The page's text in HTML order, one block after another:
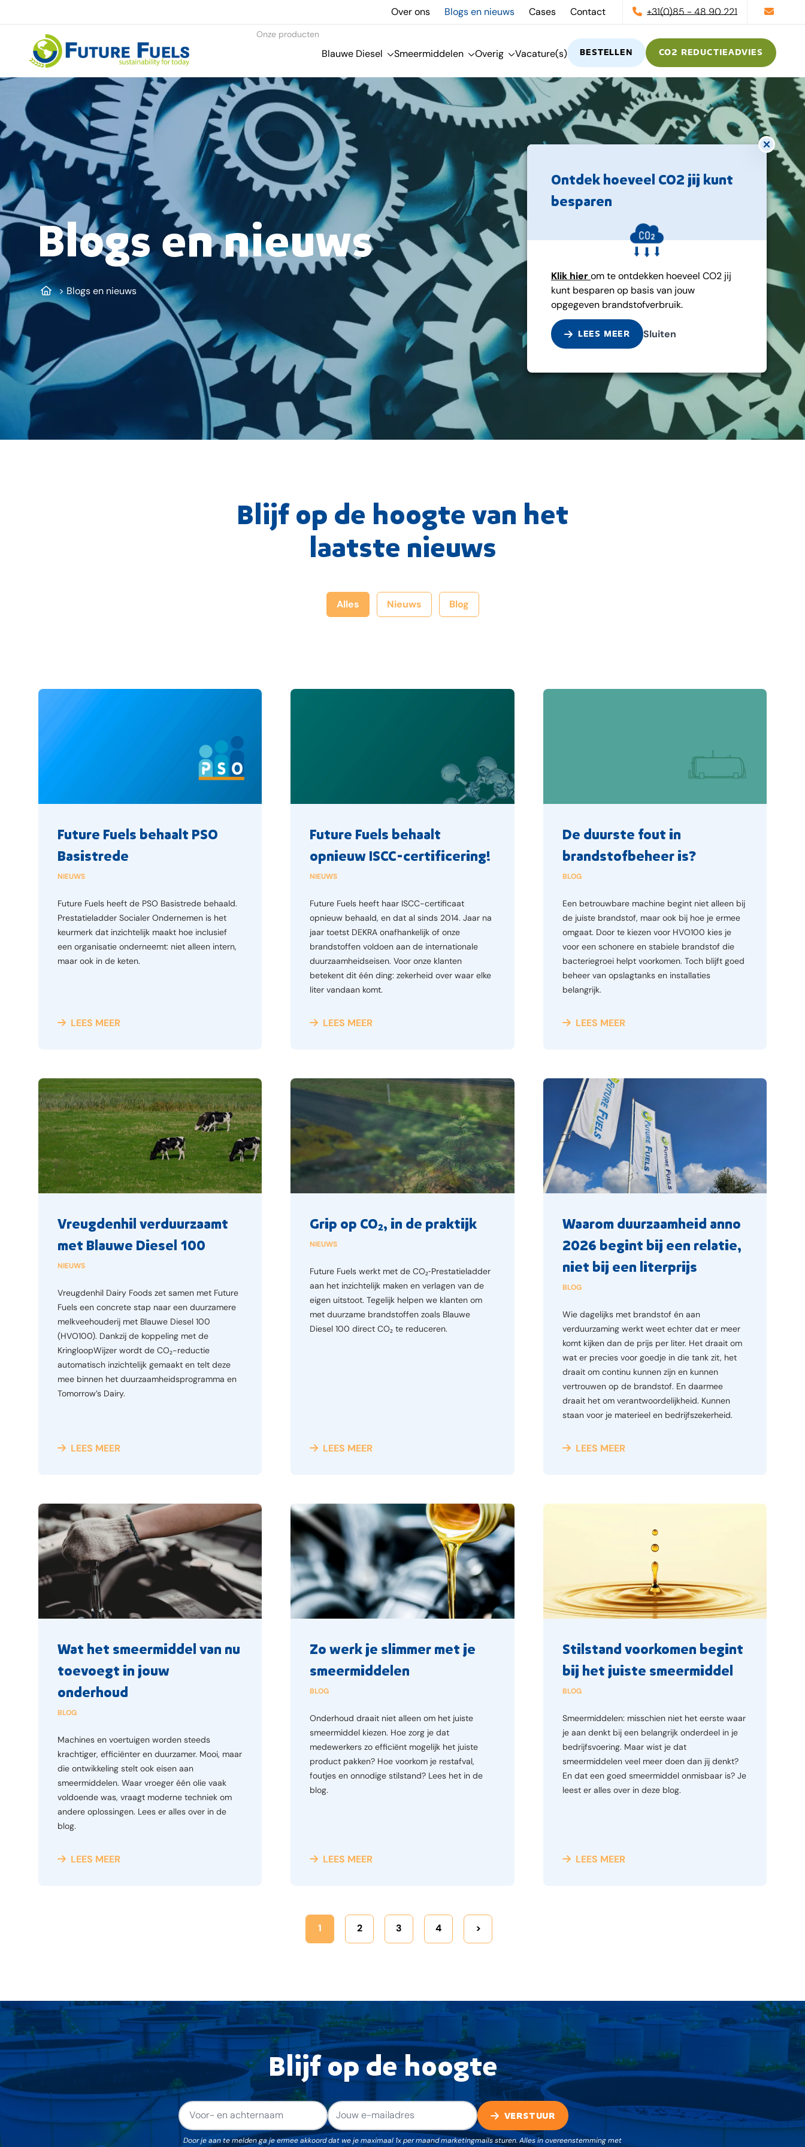
Over ons Blogs en nieuws Cases Contact +31(0)85 - 48 90 221
Future Fuels
Onze producten
Blauwe Diesel Smeermiddelen Overig Vacature(s) BESTELLEN CO2 REDUCTIEADVIES
Blogs en nieuws
>Blogs en nieuws
Ontdek hoeveel CO2 jij kunt
besparen
Klik hierom te ontdekken hoeveel CO2 jij
kunt besparen op basis van jouw
opgegeven brandstofverbruik.
LEES MEER Sluiten
Blijf op de hoogte van het
laatste nieuws
Alles Nieuws Blog
Future Fuels behaalt PSO
Basistrede
NIEUWS
Future Fuels heeft de PSO Basistrede behaald.
Prestatieladder Socialer Ondernemen is het
keurmerk dat inzichtelijk maakt hoe inclusief
een organisatie onderneemt: niet alleen intern,
maar ook in de keten.
LEES MEER
Future Fuels behaalt
opnieuw ISCC-certificering!
NIEUWS
Future Fuels heeft haar ISCC-certificaat
opnieuw behaald, en dat al sinds 2014. Jaar na
jaar toetst DEKRA onafhankelijk of onze
brandstoffen voldoen aan de internationale
duurzaamheidseisen. Voor onze klanten
betekent dit één ding: zekerheid over waar elke
liter vandaan komt.
LEES MEER
De duurste fout in
brandstofbeheer is?
BLOG
Een betrouwbare machine begint niet alleen bij
de juiste brandstof, maar ook bij hoe je ermee
omgaat. Door te kiezen voor HVO100 kies je
voor een schonere en stabiele brandstof die
bacteriegroei helpt voorkomen. Toch blijft goed
beheer van opslagtanks en installaties
belangrijk.
LEES MEER
Vreugdenhil verduurzaamt
met Blauwe Diesel 100
NIEUWS
Vreugdenhil Dairy Foods zet samen met Future
Fuels een concrete stap naar een duurzamere
melkveehouderij met Blauwe Diesel 100
(HVO100). Dankzij de koppeling met de
KringloopWijzer wordt de CO₂-reductie
automatisch inzichtelijk gemaakt en telt deze
mee binnen het duurzaamheidsprogramma en
Tomorrow’s Dairy.
LEES MEER
Grip op CO₂, in de praktijk
NIEUWS
Future Fuels werkt met de CO₂‑Prestatieladder
aan het inzichtelijk maken en verlagen van de
eigen uitstoot. Tegelijk helpen we klanten om
met duurzame brandstoffen zoals Blauwe
Diesel 100 direct CO₂ te reduceren.
LEES MEER
Waarom duurzaamheid anno
2026 begint bij een relatie,
niet bij een literprijs
BLOG
Wie dagelijks met brandstof én aan
verduurzaming werkt weet echter dat er meer
komt kijken dan de prijs per liter. Het draait om
wat er precies voor goedje in die tank zit, het
draait om continu kunnen zijn en kunnen
vertrouwen op de brandstof. En daarmee
draait het om verantwoordelijkheid. Kunnen
staan voor je materieel en bedrijfszekerheid.
LEES MEER
Wat het smeermiddel van nu
toevoegt in jouw
onderhoud
BLOG
Machines en voertuigen worden steeds
krachtiger, efficiënter en duurzamer. Mooi, maar
die ontwikkeling stelt ook eisen aan
smeermiddelen. Waar vroeger één olie vaak
voldoende was, vraagt moderne techniek om
andere oplossingen. Lees er alles over in de
blog.
LEES MEER
Zo werk je slimmer met je
smeermiddelen
BLOG
Onderhoud draait niet alleen om het juiste
smeermiddel kiezen. Hoe zorg je dat
medewerkers zo efficiënt mogelijk het juiste
product pakken? Hoe voorkom je restafval,
foutjes en onnodige stilstand? Lees het in de
blog.
LEES MEER
Stilstand voorkomen begint
bij het juiste smeermiddel
BLOG
Smeermiddelen: misschien niet het eerste waar
je aan denkt bij een belangrijk onderdeel in je
bedrijfsvoering. Maar wist je dat
smeermiddelen veel meer doen dan jij denkt?
En dat een goed smeermiddel onmisbaar is? Je
leest er alles over in deze blog.
LEES MEER
1 2 3 4 >
Blijf op de hoogte
VERSTUUR
Door je aan te melden ga je ermee akkoord dat we je maximaal 1x per maand marketingmails sturen. Alles in overeenstemming met